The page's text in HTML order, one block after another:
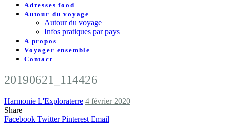
Adresses food
Autour du voyage
Autour du voyage
Infos pratiques par pays
A propos
Voyager ensemble
Contact
20190621_114426
Harmonie L'Exploraterre 4 février 2020
Share
Facebook Twitter Pinterest Email